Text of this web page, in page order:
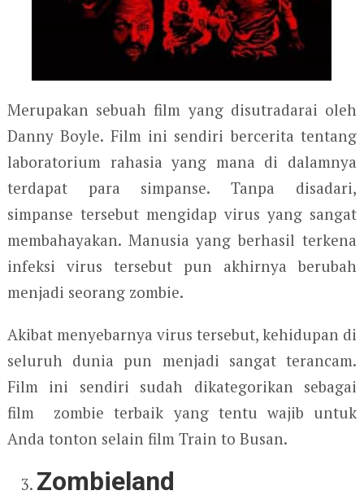
Merupakan sebuah film yang disutradarai oleh
Danny Boyle. Film ini sendiri bercerita tentang
laboratorium rahasia yang mana di dalamnya
terdapat para simpanse. Tanpa disadari,
simpanse tersebut mengidap virus yang sangat
membahayakan. Manusia yang berhasil terkena
infeksi virus tersebut pun akhirnya berubah
menjadi seorang zombie.
Akibat menyebarnya virus tersebut, kehidupan di
seluruh dunia pun menjadi sangat terancam.
Film ini sendiri sudah dikategorikan sebagai
film zombie terbaik yang tentu wajib untuk
Anda tonton selain film Train to Busan.
Zombieland